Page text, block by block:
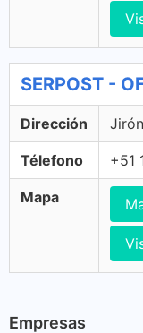
SERPOST -
Dirección
Télefono +51
Mapa
Empresas